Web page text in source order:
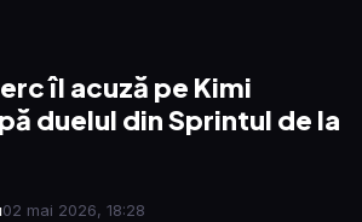
îl acuză pe Kimi
duelul din Sprintul de la
02 mai 2026, 18:28